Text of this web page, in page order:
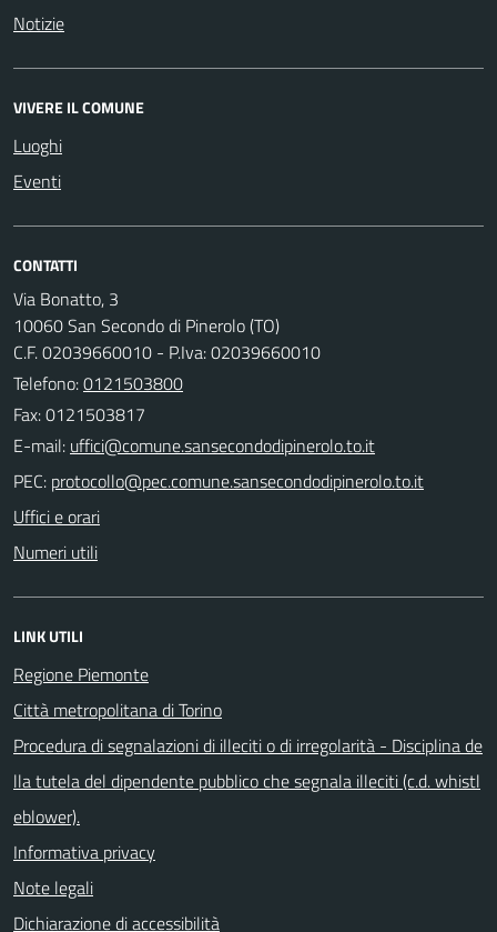
Notizie
VIVERE IL COMUNE
Luoghi
Eventi
CONTATTI
Via Bonatto, 3
10060 San Secondo di Pinerolo (TO)
C.F. 02039660010 - P.Iva: 02039660010
Telefono:0121503800
Fax: 0121503817
E-mail:
PEC:
Uffici e orari
Numeri utili
LINK UTILI
Regione Piemonte
Città metropolitana di Torino
Procedura di segnalazioni di illeciti o di irregolarità - Disciplina de
lla tutela del dipendente pubblico che segnala illeciti (c.d. whistl
eblower).
Informativa privacy
Note legali
Dichiarazione di accessibilità